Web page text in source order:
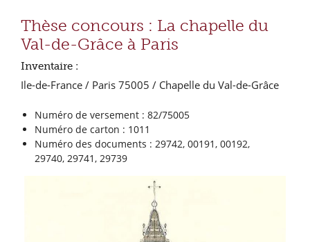
Thèse concours : La chapelle du
Val-de-Grâce à Paris
Inventaire :
Ile-de-France / Paris 75005 / Chapelle du Val-de-Grâce
Numéro de versement : 82/75005
Numéro de carton : 1011
Numéro des documents : 29742, 00191, 00192,
29740, 29741, 29739